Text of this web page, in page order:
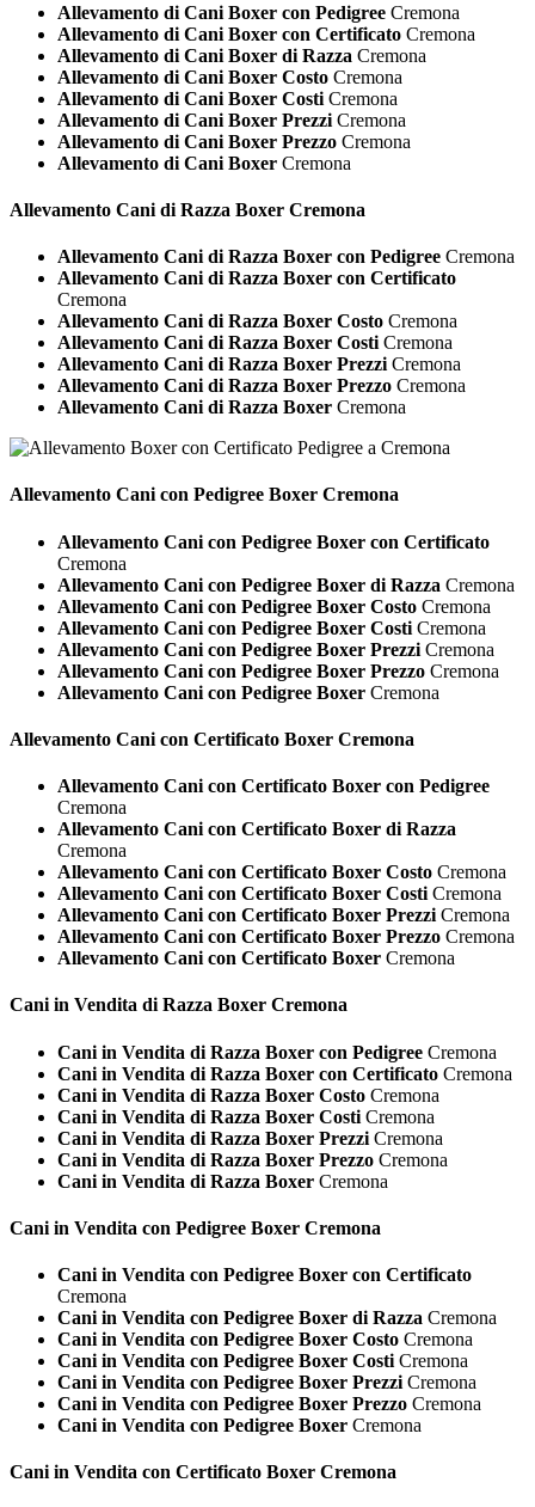
Allevamento di Cani Boxer con Pedigree Cremona
Allevamento di Cani Boxer con Certificato Cremona
Allevamento di Cani Boxer di Razza Cremona
Allevamento di Cani Boxer Costo Cremona
Allevamento di Cani Boxer Costi Cremona
Allevamento di Cani Boxer Prezzi Cremona
Allevamento di Cani Boxer Prezzo Cremona
Allevamento di Cani Boxer Cremona
Allevamento Cani di Razza Boxer Cremona
Allevamento Cani di Razza Boxer con Pedigree Cremona
Allevamento Cani di Razza Boxer con Certificato
Cremona
Allevamento Cani di Razza Boxer Costo Cremona
Allevamento Cani di Razza Boxer Costi Cremona
Allevamento Cani di Razza Boxer Prezzi Cremona
Allevamento Cani di Razza Boxer Prezzo Cremona
Allevamento Cani di Razza Boxer Cremona
Allevamento Cani con Pedigree Boxer Cremona
Allevamento Cani con Pedigree Boxer con Certificato
Cremona
Allevamento Cani con Pedigree Boxer di Razza Cremona
Allevamento Cani con Pedigree Boxer Costo Cremona
Allevamento Cani con Pedigree Boxer Costi Cremona
Allevamento Cani con Pedigree Boxer Prezzi Cremona
Allevamento Cani con Pedigree Boxer Prezzo Cremona
Allevamento Cani con Pedigree Boxer Cremona
Allevamento Cani con Certificato Boxer Cremona
Allevamento Cani con Certificato Boxer con Pedigree
Cremona
Allevamento Cani con Certificato Boxer di Razza
Cremona
Allevamento Cani con Certificato Boxer Costo Cremona
Allevamento Cani con Certificato Boxer Costi Cremona
Allevamento Cani con Certificato Boxer Prezzi Cremona
Allevamento Cani con Certificato Boxer Prezzo Cremona
Allevamento Cani con Certificato Boxer Cremona
Cani in Vendita di Razza Boxer Cremona
Cani in Vendita di Razza Boxer con Pedigree Cremona
Cani in Vendita di Razza Boxer con Certificato Cremona
Cani in Vendita di Razza Boxer Costo Cremona
Cani in Vendita di Razza Boxer Costi Cremona
Cani in Vendita di Razza Boxer Prezzi Cremona
Cani in Vendita di Razza Boxer Prezzo Cremona
Cani in Vendita di Razza Boxer Cremona
Cani in Vendita con Pedigree Boxer Cremona
Cani in Vendita con Pedigree Boxer con Certificato
Cremona
Cani in Vendita con Pedigree Boxer di Razza Cremona
Cani in Vendita con Pedigree Boxer Costo Cremona
Cani in Vendita con Pedigree Boxer Costi Cremona
Cani in Vendita con Pedigree Boxer Prezzi Cremona
Cani in Vendita con Pedigree Boxer Prezzo Cremona
Cani in Vendita con Pedigree Boxer Cremona
Cani in Vendita con Certificato Boxer Cremona